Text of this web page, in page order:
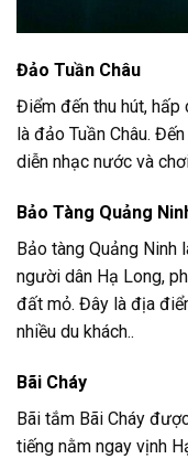
Đảo Tuần Châu
Điểm đến thu hút, hấp
là đảo Tuần Châu.
diễn nhạc nước và
Bảo Tàng Quảng
Bảo tàng Quảng Ninh
người dân Hạ Long,
đất mỏ. Đây là địa
nhiều du khách..
Bãi Cháy
Bãi tắm Bãi Cháy
tiếng nằm ngay vịnh